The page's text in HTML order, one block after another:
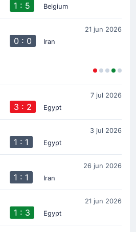
1 : 5 Belgium
21 jun 2026
0 : 0 Iran
7 jul 2026
3 : 2 Egypt
3 jul 2026
1 : 1 Egypt
26 jun 2026
1 : 1 Iran
21 jun 2026
1 : 3 Egypt